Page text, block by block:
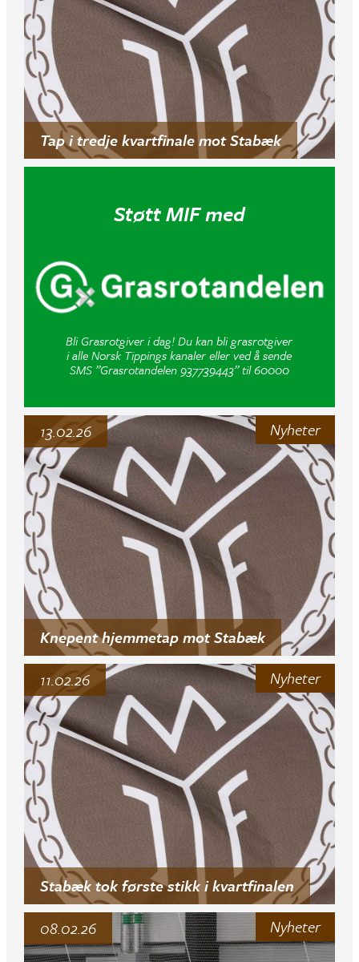
Tap i tredje kvartfinale mot Stabæk
Støtt MIF med
Bli Grasrotgiver i dag! Du kan bli grasrotgiver
i alle Norsk Tippings kanaler eller ved å sende
SMS ”Grasrotandelen 937739443” til 60000
Nyheter
Knepent hjemmetap mot Stabæk
13.02.26
Nyheter
Stabæk tok første stikk i kvartfinalen
11.02.26
Nyheter
08.02.26